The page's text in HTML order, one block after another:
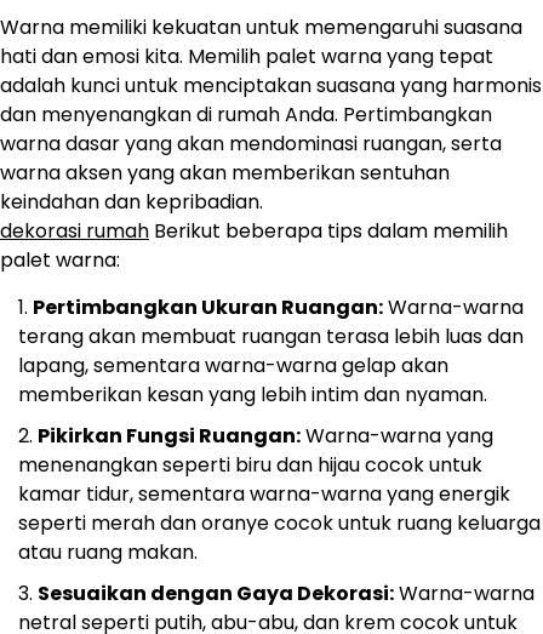
Warna memiliki kekuatan untuk memengaruhi suasana
hati dan emosi kita. Memilih palet warna yang tepat
adalah kunci untuk menciptakan suasana yang harmonis
dan menyenangkan di rumah Anda. Pertimbangkan
warna dasar yang akan mendominasi ruangan, serta
warna aksen yang akan memberikan sentuhan
keindahan dan kepribadian.
dekorasi rumah Berikut beberapa tips dalam memilih
palet warna:
Pertimbangkan Ukuran Ruangan:Warna-warna
terang akan membuat ruangan terasa lebih luas dan
lapang, sementara warna-warna gelap akan
memberikan kesan yang lebih intim dan nyaman.
Pikirkan Fungsi Ruangan:Warna-warna yang
menenangkan seperti biru dan hijau cocok untuk
kamar tidur, sementara warna-warna yang energik
seperti merah dan oranye cocok untuk ruang keluarga
atau ruang makan.
Sesuaikan dengan Gaya Dekorasi:Warna-warna
netral seperti putih, abu-abu, dan krem cocok untuk